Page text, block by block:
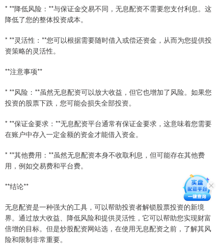
* **降低风险：**与保证金交易不同，无息配资不需要您支付利息。这
降低了您的整体投资成本。
* **灵活性：**您可以根据需要随时借入或偿还资金，从而为您提供投
资策略的灵活性。
**注意事项**
* **风险：**虽然无息配资可以放大收益，但它也增加了风险。如果您
投资的股票下跌，您可能会损失全部投资。
* **保证金要求：**无息配资平台通常有保证金要求，这意味着您需要
在账户中存入一定金额的资金才能借入资金。
* **其他费用：**虽然无息配资本身不收取利息，但可能存在其他费
用，例如交易费和平台费。
**结论**
无息配资是一种强大的工具，可以帮助投资者解锁股票投资的新境
界。通过放大收益、降低风险和提供灵活性，它可以帮助您实现财富
倍增的目标。但是炒股配资网站选，在使用无息配资之前，了解其风
险和限制非常重要。